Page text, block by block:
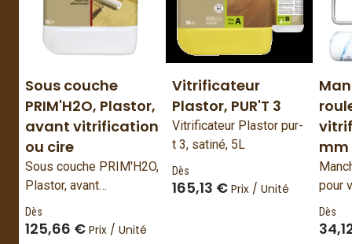
Sous couche
PRIM'H2O, Plastor,
avant vitrification
ou cire
Sous couche PRIM'H2O,
Plastor, avant
vitrification ou cire, 1 ou
5 L
Dès
125,66 € Prix / Unité
Vitrificateur
Plastor, PUR'T 3
Vitrificateur Plastor pur-
t 3, satiné, 5L
Dès
165,13 € Prix / Unité
mm
pour
mm,
Dès